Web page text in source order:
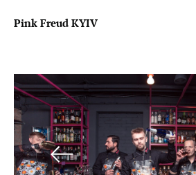
Pink Freud KYIV